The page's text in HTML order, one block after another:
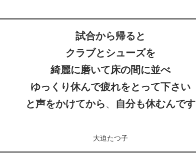
試合から帰ると
クラブとシューズを
綺麗に磨いて床の間に並べ
ゆっくり休んで疲れをとって下さい
と声をかけてから、 自分も休むんです
大迫たつ子